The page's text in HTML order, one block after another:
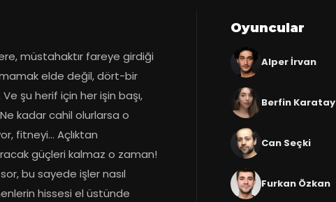
müstahaktır fareye girdiği
elde değil, dört-bir
şu herif için her işin başı,
kadar cahil olurlarsa o
fitneyi… Açlıktan
kıracak güçleri kalmaz o zaman!
bu sayede işler nasıl
hissesi el üstünde
Oyuncular
Alper İrvan
Berfin Karatay
Can Seçki
Furkan Özkan